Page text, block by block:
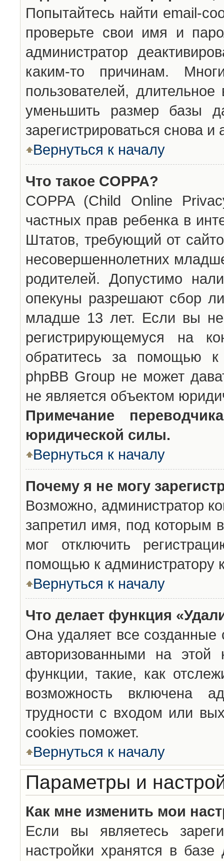
Попытайтесь найти email-
проверьте свои имя и
администратор
каким-то причинам.
пользователей,
уменьшить размер базы
зарегистрироваться снова и
Вернуться к началу
Что такое COPPA?
COPPA (Child Online
частных прав ребенка в
Штатов, требующий от
несовершеннолетних
родителей. Допустимо
опекуны разрешают сбор
младше 13 лет. Если вы
регистрирующемуся на
обратитесь за помощью к
phpBB Group не может
не является объектом
Примечание
юридической силы.
Вернуться к началу
Почему я не могу
Возможно, администратор
запретил имя, под которым
мог отключить
помощью к администратору
Вернуться к началу
Что делает функция
Она удаляет все созданные
авторизованными на
функции, такие, как
возможность включена
трудности с входом или
cookies поможет.
Вернуться к началу
Параметры и
Как мне изменить мои
Если вы являетесь
настройки хранятся в